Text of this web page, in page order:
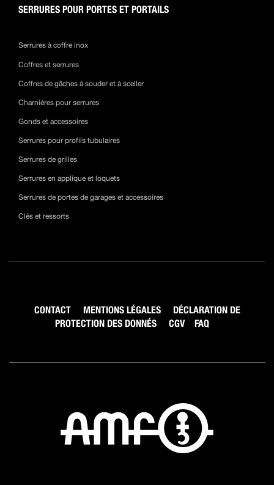
SERRURES POUR PORTES ET PORTAILS
Serrures à coffre inox
Coffres et serrures
Coffres de gâches à souder et à sceller
Charnières pour serrures
Gonds et accessoires
Serrures pour profils tubulaires
Serrures de grilles
Serrures en applique et loquets
Serrures de portes de garages et accessoires
Clés et ressorts
CONTACT MENTIONS LÉGALES
DÉCLARATION DE
PROTECTION DES DONNÉS
CGV FAQ